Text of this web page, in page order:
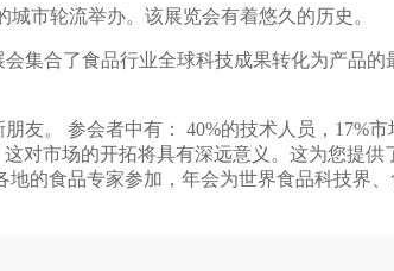
城市轮流举办。该展览会有着悠久的历史。
集合了食品行业全球科技成果转化为产品
。 参会者中有： 40%的技术人员，17%市
对市场的开拓将具有深远意义。这为您提
的食品专家参加，年会为世界食品科技界